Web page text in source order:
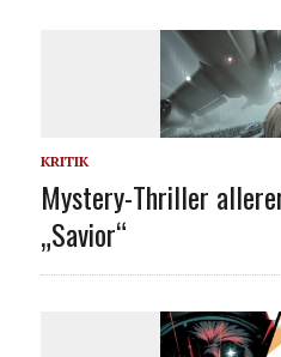
KRITIK
Mystery-Thriller
„Savior“